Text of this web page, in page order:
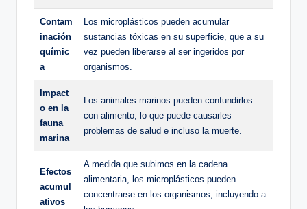
Contam
inación
químic
a
Los microplásticos pueden acumular
sustancias tóxicas en su superficie, que a su
vez pueden liberarse al ser ingeridos por
organismos.
Impact
o en la
fauna
marina
Los animales marinos pueden confundirlos
con alimento, lo que puede causarles
problemas de salud e incluso la muerte.
Efectos
acumul
ativos
A medida que subimos en la cadena
alimentaria, los microplásticos pueden
concentrarse en los organismos, incluyendo a